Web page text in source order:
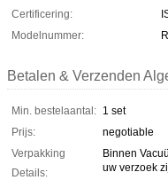
Certificering:
Modelnummer:
Betalen & Verzenden
Min. bestelaantal: 1 set
Prijs:
negotiable
Verpakking
Details:
Binnen
uw verzoek